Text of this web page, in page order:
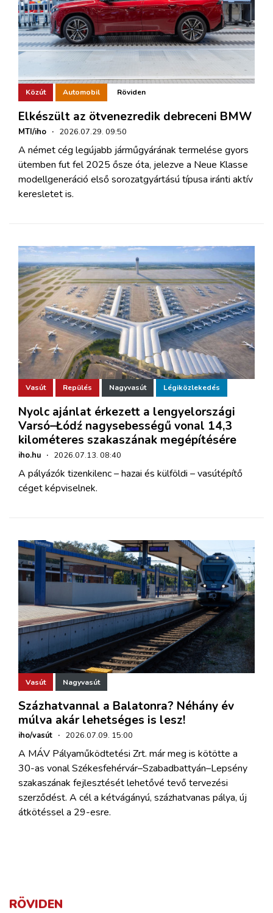
Közút Automobil Röviden
Elkészült az ötvenezredik debreceni BMW
MTI/iho · 2026.07.29. 09:50
A német cég legújabb járműgyárának termelése gyors
ütemben fut fel 2025 ősze óta, jelezve a Neue Klasse
modellgeneráció első sorozatgyártású típusa iránti aktív
keresletet is.
Vasút Repülés Nagyvasút Légiközlekedés
Nyolc ajánlat érkezett a lengyelországi
Varsó–Łódź nagysebességű vonal 14,3
kilométeres szakaszának megépítésére
iho.hu · 2026.07.13. 08:40
A pályázók tizenkilenc – hazai és külföldi – vasútépítő
céget képviselnek.
Vasút Nagyvasút
Százhatvannal a Balatonra? Néhány év
múlva akár lehetséges is lesz!
iho/vasút · 2026.07.09. 15:00
A MÁV Pályaműködtetési Zrt. már meg is kötötte a
30-as vonal Székesfehérvár–Szabadbattyán–Lepsény
szakaszának fejlesztését lehetővé tevő tervezési
szerződést. A cél a kétvágányú, százhatvanas pálya, új
átkötéssel a 29-esre.
RÖVIDEN